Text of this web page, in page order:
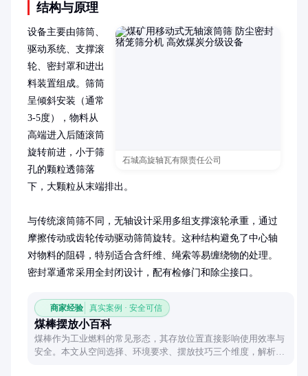
结构与原理
石城高旋轴瓦有限责任公司
设备主要由筛筒、
驱动系统、支撑滚
轮、密封罩和进出
料装置组成。筛筒
呈倾斜安装（通常
3-5度），物料从
高端进入后随滚筒
旋转前进，小于筛
孔的颗粒透筛落
下，大颗粒从末端排出。
与传统滚筒筛不同，无轴设计采用多组支撑滚轮承重，通过
摩擦传动或齿轮传动驱动筛筒旋转。这种结构避免了中心轴
对物料的阻碍，特别适合含纤维、绳索等易缠绕物的处理。
密封罩通常采用全封闭设计，配有检修门和除尘接口。
商家经验 真实案例 · 安全可信
煤棒摆放小百科
煤棒作为工业燃料的常见形态，其存放位置直接影响使用效率与
安全。本文从空间选择、环境要求、摆放技巧三个维度，解析煤